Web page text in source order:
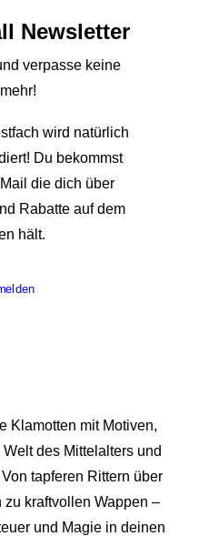
Newsletter
verpasse keine
wird natürlich
Du bekommst
die dich über
Rabatte auf dem
hält.
Klamotten mit Motiven,
des Mittelalters und
tapferen Rittern über
kraftvollen Wappen –
und Magie in deinen